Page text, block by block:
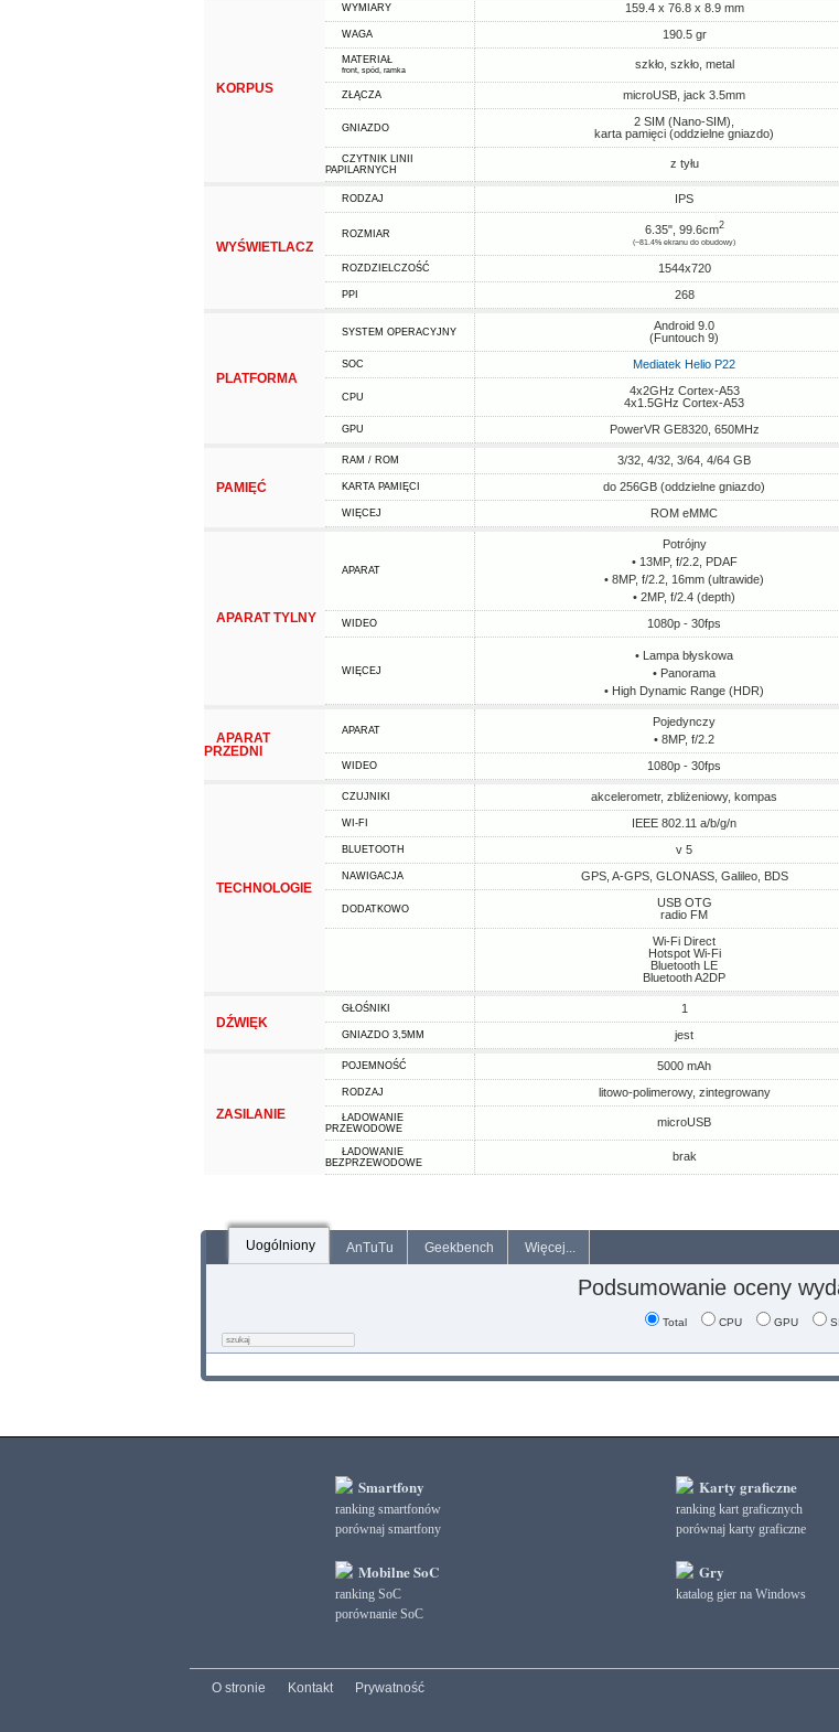
KORPUS
WYMIARY 159.4 x 76.8 x 8.9 mm
WAGA 190.5 gr
MATERIAŁ
front, spód, ramka szkło, szkło, metal
ZŁĄCZA microUSB, jack 3.5mm
GNIAZDO
2 SIM (Nano-SIM),
karta pamięci (oddzielne gniazdo)
CZYTNIK LINII
PAPILARNYCH
z tyłu
WYŚWIETLACZ
RODZAJ IPS
ROZMIAR 6.35", 99.6cm2
(~81.4% ekranu do obudowy)
ROZDZIELCZOŚĆ 1544x720
PPI 268
PLATFORMA
SYSTEM OPERACYJNY
Android 9.0
(Funtouch 9)
SOC Mediatek Helio P22
CPU
4x2GHz Cortex-A53
4x1.5GHz Cortex-A53
GPU PowerVR GE8320, 650MHz
PAMIĘĆ
RAM / ROM 3/32, 4/32, 3/64, 4/64 GB
KARTA PAMIĘCI do 256GB (oddzielne gniazdo)
WIĘCEJ ROM eMMC
APARAT TYLNY
APARAT
Potrójny
• 13MP, f/2.2, PDAF
• 8MP, f/2.2, 16mm (ultrawide)
• 2MP, f/2.4 (depth)
WIDEO 1080p - 30fps
WIĘCEJ
• Lampa błyskowa
• Panorama
• High Dynamic Range (HDR)
APARAT
PRZEDNI
APARAT
Pojedynczy
• 8MP, f/2.2
WIDEO 1080p - 30fps
TECHNOLOGIE
CZUJNIKI akcelerometr, zbliżeniowy, kompas
WI-FI IEEE 802.11 a/b/g/n
BLUETOOTH v 5
NAWIGACJA GPS, A-GPS, GLONASS, Galileo, BDS
DODATKOWO
USB OTG
radio FM
Wi-Fi Direct
Hotspot Wi-Fi
Bluetooth LE
Bluetooth A2DP
DŹWIĘK
GŁOŚNIKI 1
GNIAZDO 3,5MM jest
ZASILANIE
POJEMNOŚĆ 5000 mAh
RODZAJ litowo-polimerowy, zintegrowany
ŁADOWANIE
PRZEWODOWE
microUSB
ŁADOWANIE
BEZPRZEWODOWE
brak
Uogólniony AnTuTu Geekbench Więcej...
Podsumowanie oceny
Total CPU GPU SI
Smartfony
ranking smartfonów
porównaj smartfony
Mobilne SoC
ranking SoC
porównanie SoC
Karty graficzne
ranking kart graficznych
porównaj karty graficzne
Gry
katalog gier na Windows
O stronie Kontakt Prywatność